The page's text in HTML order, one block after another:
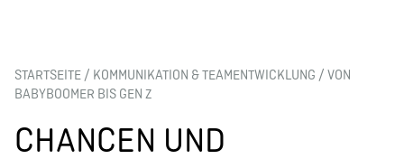
STARTSEITE / KOMMUNIKATION & TEAMENTWICKLUNG / VON
BABYBOOMER BIS GEN Z
CHANCEN UND